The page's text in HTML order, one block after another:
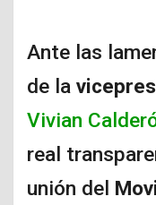
Ante las
de la
Vivian
real
unión del